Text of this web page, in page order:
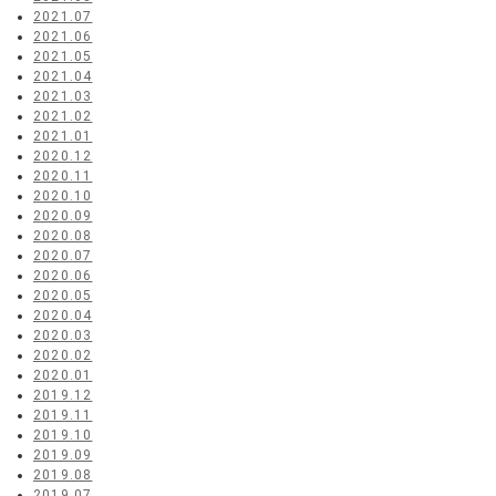
2021.07
2021.06
2021.05
2021.04
2021.03
2021.02
2021.01
2020.12
2020.11
2020.10
2020.09
2020.08
2020.07
2020.06
2020.05
2020.04
2020.03
2020.02
2020.01
2019.12
2019.11
2019.10
2019.09
2019.08